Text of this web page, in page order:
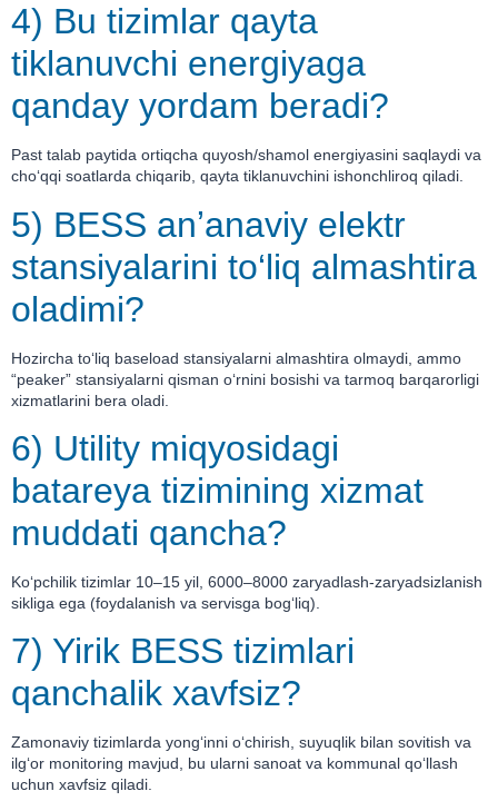
4) Bu tizimlar qayta
tiklanuvchi energiyaga
qanday yordam beradi?
Past talab paytida ortiqcha quyosh/shamol energiyasini saqlaydi va
cho‘qqi soatlarda chiqarib, qayta tiklanuvchini ishonchliroq qiladi.
5) BESS anʼanaviy elektr
stansiyalarini to‘liq almashtira
oladimi?
Hozircha to‘liq baseload stansiyalarni almashtira olmaydi, ammo
“peaker” stansiyalarni qisman o‘rnini bosishi va tarmoq barqarorligi
xizmatlarini bera oladi.
6) Utility miqyosidagi
batareya tizimining xizmat
muddati qancha?
Ko‘pchilik tizimlar 10–15 yil, 6000–8000 zaryadlash-zaryadsizlanish
sikliga ega (foydalanish va servisga bog‘liq).
7) Yirik BESS tizimlari
qanchalik xavfsiz?
Zamonaviy tizimlarda yong‘inni o‘chirish, suyuqlik bilan sovitish va
ilg‘or monitoring mavjud, bu ularni sanoat va kommunal qo‘llash
uchun xavfsiz qiladi.